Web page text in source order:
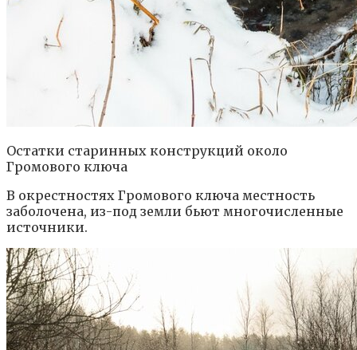
Остатки старинных конструкций около
Громового ключа
В окрестностях Громового ключа местность
заболочена, из-под земли бьют многочисленные
источники.